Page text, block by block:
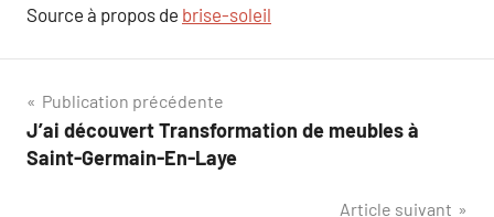
Source à propos de brise-soleil
Navigation
de
Publication précédente
J’ai découvert Transformation de meubles à
Saint-Germain-En-Laye
Article suivant